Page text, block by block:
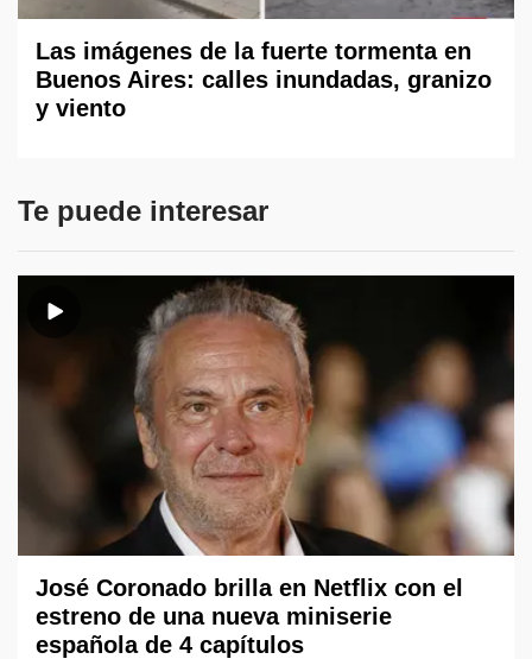
Las imágenes de la fuerte tormenta en
Buenos Aires: calles inundadas, granizo
y viento
Te puede interesar
José Coronado brilla en Netflix con el
estreno de una nueva miniserie
española de 4 capítulos